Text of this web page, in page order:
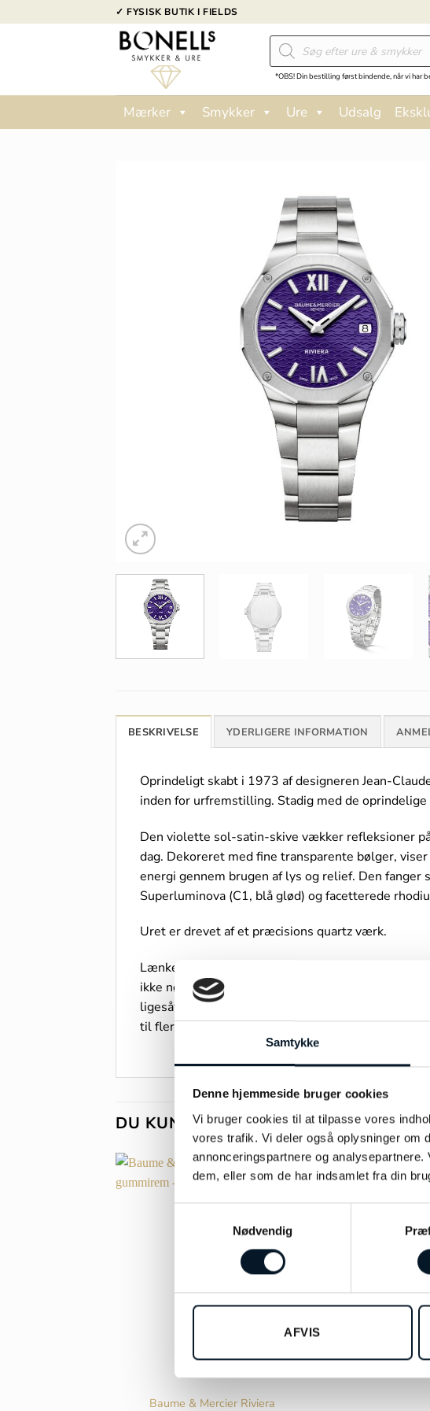
Samtykke
Denne hjemmeside bruger cookies
Vi bruger cookies til at tilpasse vores
vores trafik. Vi deler også oplysninger om
annonceringspartnere og
dem, eller som de har indsamlet fra din
Nødvendig
AFVIS
til
✓ FYSISK BUTIK I FIELDS
Products
search
*OBS! Din bestilling først bindende, når vi har
Mærker Smykker Ure Udsalg
BESKRIVELSE YDERLIGERE INFORMATION
Oprindeligt skabt i 1973 af designeren Jean-
inden for urfremstilling. Stadig med de
Den violette sol-satin-skive vækker refleksioner
dag. Dekoreret med fine transparente bølger,
energi gennem brugen af lys og relief. Den
Superluminova (C1, blå glød) og facetterede
Uret er drevet af et præcisions quartz værk.
Lænken er udstyret med Baume & Mercier’s
ikke nødvendigt). Dette giver uret hurtigt et helt
ligesåvel som i dagligdagen eller til pænere
til flere aktiviteter.
DU KUNNE OGSÅ VÆRE
Baume & Mercier Riviera